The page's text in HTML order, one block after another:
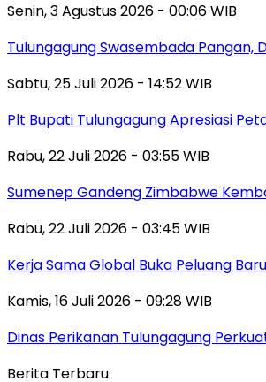
Senin, 3 Agustus 2026 - 00:06 WIB
Tulungagung Swasembada Pangan,
Sabtu, 25 Juli 2026 - 14:52 WIB
Plt Bupati Tulungagung Apresiasi
Rabu, 22 Juli 2026 - 03:55 WIB
Sumenep Gandeng Zimbabwe
Rabu, 22 Juli 2026 - 03:45 WIB
Kerja Sama Global Buka Peluang
Kamis, 16 Juli 2026 - 09:28 WIB
Dinas Perikanan Tulungagung
Berita Terbaru